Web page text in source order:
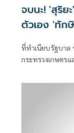
จบนะ! 'สุริย
ตัวเอง 'ทัก
ที่ทำเนียบรัฐบาล
กระทรวงเกษตร